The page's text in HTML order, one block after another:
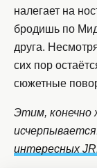
налегает на
бродишь по
друга.
сих пор
сюжетные
Этим, конечно
интересных